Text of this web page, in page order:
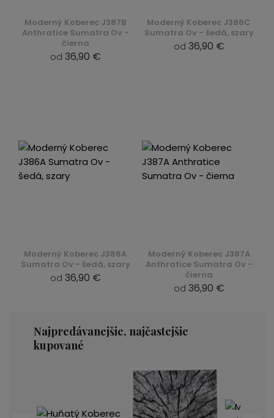
Moderný Koberec J387B
Anthratice Sumatra Ov -
čierna
od 36,90 €
Moderný Koberec J386C
Sumatra Ov - šedá, szary
od 36,90 €
Moderný Koberec J386A
Sumatra Ov - šedá, szary
od 36,90 €
Moderný Koberec J387A
Anthratice Sumatra Ov -
čierna
od 36,90 €
Najpredávanejšie, najčastejšie
kupované